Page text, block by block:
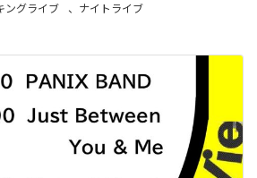
ングライブ 、 ナイトライブ